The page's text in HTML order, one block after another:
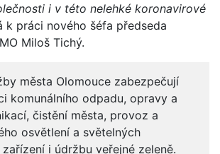
i v této nelehké koronavirové
k práci nového šéfa předseda
Miloš Tichý.
města Olomouce zabezpečují
komunálního odpadu, opravy a
čistění města, provoz a
osvětlení a světelných
i údržbu veřejné zeleně.